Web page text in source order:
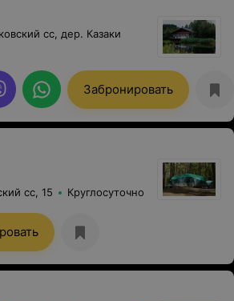
сс, дер. Казаки
Забронировать
сс, 15 Круглосуточно